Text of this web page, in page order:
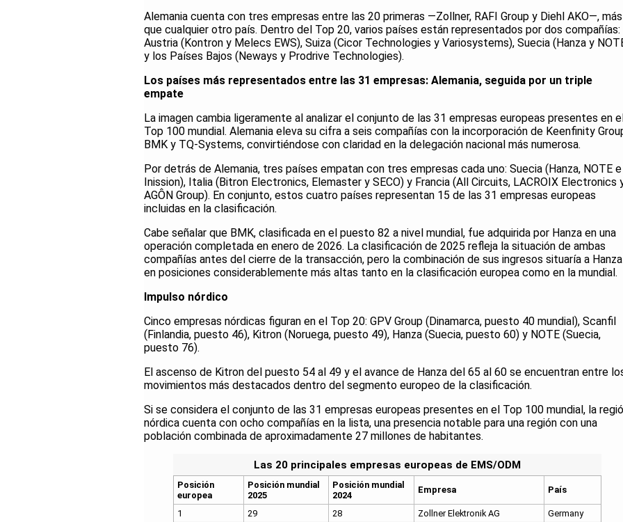
Alemania cuenta con tres empresas entre las 20 primeras —Zollner, RAFI Group y Diehl AKO—, más
que cualquier otro país. Dentro del Top 20, varios países están representados por dos compañías:
Austria (Kontron y Melecs EWS), Suiza (Cicor Technologies y Variosystems), Suecia (Hanza y
y los Países Bajos (Neways y Prodrive Technologies).
Los países más representados entre las 31 empresas: Alemania, seguida por un triple
empate
La imagen cambia ligeramente al analizar el conjunto de las 31 empresas europeas presentes en
Top 100 mundial. Alemania eleva su cifra a seis compañías con la incorporación de Keenfinity
BMK y TQ-Systems, convirtiéndose con claridad en la delegación nacional más numerosa.
Por detrás de Alemania, tres países empatan con tres empresas cada uno: Suecia (Hanza, NOTE e
Inission), Italia (Bitron Electronics, Elemaster y SECO) y Francia (All Circuits, LACROIX Electronics
AGÔN Group). En conjunto, estos cuatro países representan 15 de las 31 empresas europeas
incluidas en la clasificación.
Cabe señalar que BMK, clasificada en el puesto 82 a nivel mundial, fue adquirida por Hanza en una
operación completada en enero de 2026. La clasificación de 2025 refleja la situación de ambas
compañías antes del cierre de la transacción, pero la combinación de sus ingresos situaría a Hanza
en posiciones considerablemente más altas tanto en la clasificación europea como en la mundial.
Impulso nórdico
Cinco empresas nórdicas figuran en el Top 20: GPV Group (Dinamarca, puesto 40 mundial), Scanfil
(Finlandia, puesto 46), Kitron (Noruega, puesto 49), Hanza (Suecia, puesto 60) y NOTE (Suecia,
puesto 76).
El ascenso de Kitron del puesto 54 al 49 y el avance de Hanza del 65 al 60 se encuentran entre
movimientos más destacados dentro del segmento europeo de la clasificación.
Si se considera el conjunto de las 31 empresas europeas presentes en el Top 100 mundial, la
nórdica cuenta con ocho compañías en la lista, una presencia notable para una región con una
población combinada de aproximadamente 27 millones de habitantes.
Posición
europea
Posición mundial
2025
Posición mundial
2024
Empresa País
1 29 28 Zollner Elektronik AG
Germany
Las 20 principales empresas europeas de EMS/ODM